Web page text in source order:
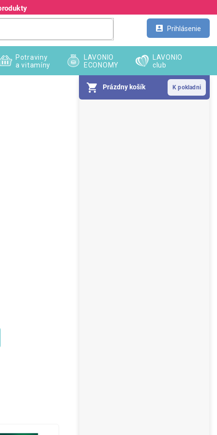
Prihlásenie
Prázdny košík
Potraviny
a vitamíny
LAVONIO
ECONOMY
LAVONIO
club